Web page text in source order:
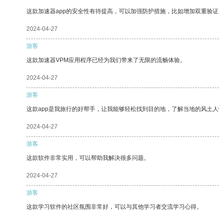
这款加速器app的安全性有待提高，可以加强防护措施，比如增加双重验
2024-04-27
游客
这款加速器VPM应用程序已经为我们带来了无限的流畅体验。
2024-04-27
游客
这款app是我旅行的好帮手，让我能够轻松找到目的地，了解当地的风土
2024-04-27
游客
这款软件非常实用，可以帮助我解决很多问题。
2024-04-27
游客
这款学习软件的社区氛围非常好，可以与其他学习者交流学习心得。